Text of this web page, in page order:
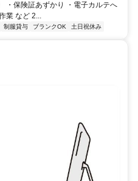
・保険証あずかり ・電子カルテへ
業 など 2...
制服貸与 ブランクOK 土日祝休み